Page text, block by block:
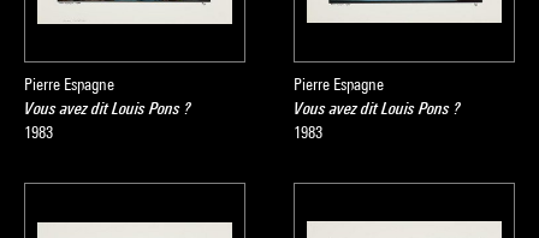
Pierre Espagne
Vous avez dit Louis Pons ?
1983
Pierre Espagne
Vous avez dit Louis Pons ?
1983